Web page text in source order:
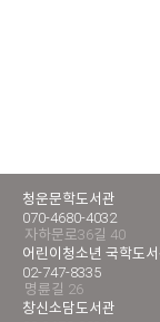
청운문학도서관
070-4680-4032
자하문로36길 40
어린이청소년 국학도
02-747-8335
명륜길 26
창신소담도서관